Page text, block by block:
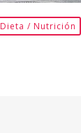
Dieta / Nutrición